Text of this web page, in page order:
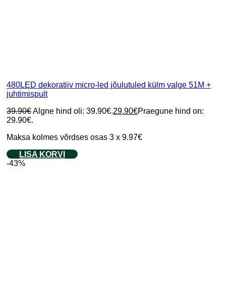
480LED dekoratiiv micro-led jõulutuled külm valge 51M +
juhtimispult
39.90€Algne hind oli: 39.90€.29.90€Praegune hind on:
29.90€.
Maksa kolmes võrdses osas 3 x 9.97€
LISA KORVI
-43%